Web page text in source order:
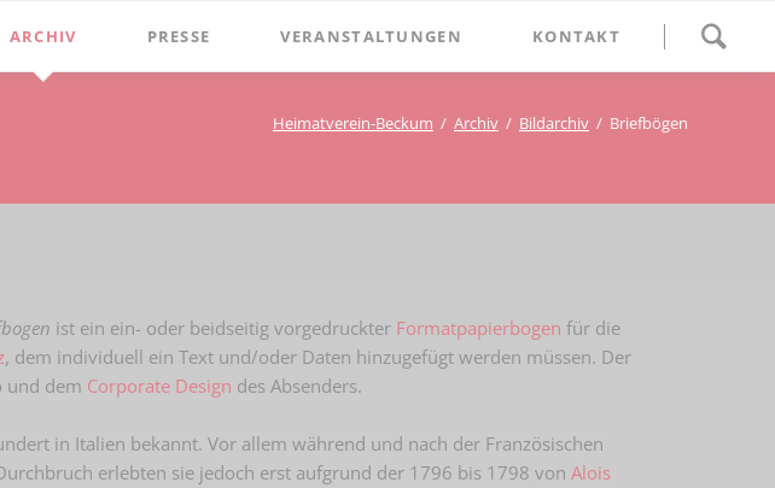
überspringen
ARCHIV
Bibliotheks-Bestand
Bildarchiv
Fotos
PRESSE VERANSTALTUNGEN KONTAKT
Heimatverein-Beckum Archiv Bildarchiv Briefbögen
ist ein ein- oder beidseitig vorgedruckter Formatpapierbogen für die
, dem individuell ein Text und/oder Daten hinzugefügt werden müssen. Der
und dem Corporate Design des Absenders.
in Italien bekannt. Vor allem während und nach der Französischen
erlebten sie jedoch erst aufgrund der 1796 bis 1798 von Alois